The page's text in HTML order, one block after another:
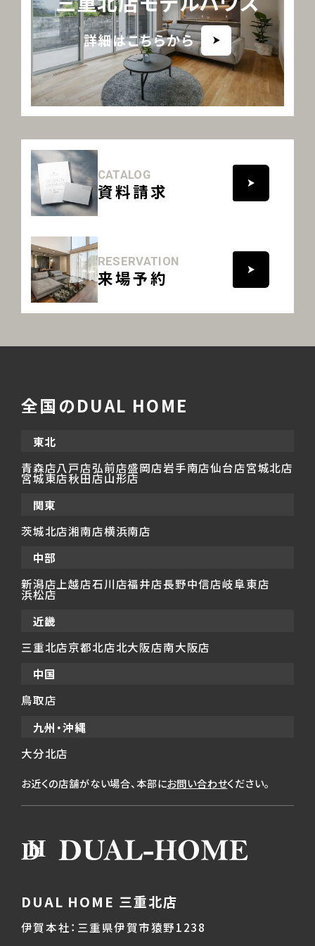
詳細はこちらから
CATALOG
資料請求
RESERVATION
来場予約
全国のDUAL HOME
東北
青森店八戸店弘前店盛岡店岩手南店仙台店宮城北店
宮城東店秋田店山形店
関東
茨城北店湘南店横浜南店
中部
新潟店 上越店石川店福井店長野中信店岐阜東店
浜松店
近畿
三重北店京都北店北大阪店南大阪店
中国
鳥取店
九州・沖縄
大分北店
お近くの店舗がない場合、本部にお問い合わせください。
DUAL HOME 三重北店
伊賀本社：三重県伊賀市猿野1238